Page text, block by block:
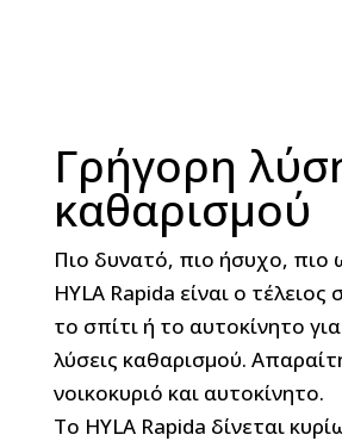
Γρήγορη
καθαρισμού
Πιο δυνατό, πιο ήσυχο, πιο
HYLA Rapida είναι ο
το σπίτι ή το αυτοκίνητο
λύσεις καθαρισμού.
νοικοκυριό και αυτοκίνητο.
Το HYLA Rapida δίνεται